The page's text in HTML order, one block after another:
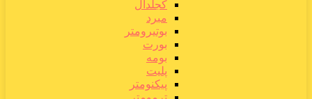
کجلدال
مبرد
بوتیرومتر
بورت
بومه
پلیت
پیکنومتر